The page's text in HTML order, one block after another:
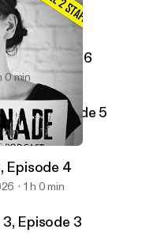
3, Episode 6
0 min
3, Episode 5
Episode 4
1 h 0 min
Episode 3